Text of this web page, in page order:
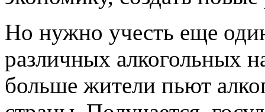
Но нужно учесть еще
различных алкогольных
больше жители пьют